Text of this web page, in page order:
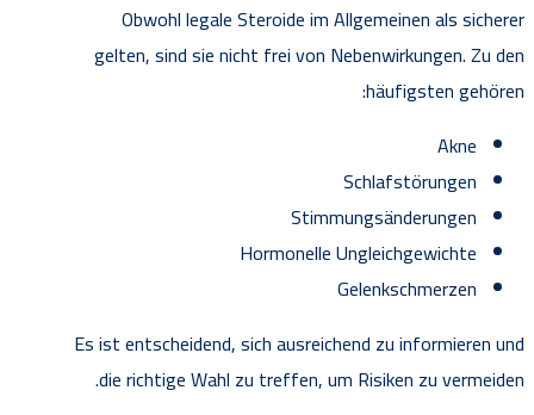
Obwohl legale Steroide im Allgemeinen als sicherer
gelten, sind sie nicht frei von Nebenwirkungen. Zu den
häufigsten gehören:
Akne
Schlafstörungen
Stimmungsänderungen
Hormonelle Ungleichgewichte
Gelenkschmerzen
Es ist entscheidend, sich ausreichend zu informieren und
die richtige Wahl zu treffen, um Risiken zu vermeiden.